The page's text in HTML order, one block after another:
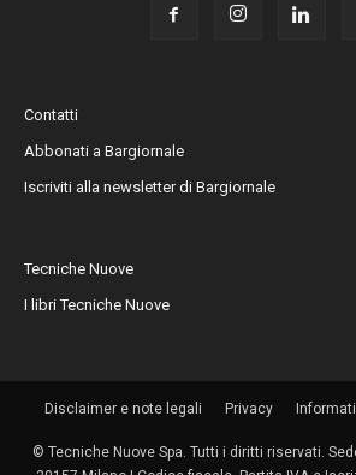
Contatti
Abbonati a Bargiornale
Iscriviti alla newsletter di Bargiornale
Tecniche Nuove
I libri Tecniche Nuove
Disclaimer e note legali Privacy
© Tecniche Nuove Spa. Tutti i diritti riservati.